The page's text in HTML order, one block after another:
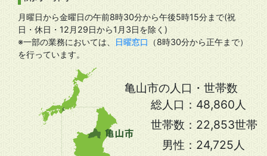
月曜日から金曜日の午前8時30分から午後5時15分まで(祝
日・休日・12月29日から1月3日を除く)
※一部の業務においては、
日曜窓口
（8時30分から正午まで）
を行っています。
亀山市の人口・世帯数
総人口： 48,860人
世帯数： 22,853世帯
男性： 24,725人